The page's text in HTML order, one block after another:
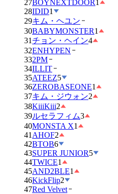
27BOYNEXTDOOR1
28IDID1
29キム・ヘユン
30BABYMONSTER1
31チョン・ヘイン4
32ENHYPEN
332PM
34ILLIT
35ATEEZ5
36ZEROBASEONE1
37キム・ジウォン2
38KiiiKiii2
39ルセラフィム3
40MONSTA X1
41 AHOF2
42BTOB6
43SUPER JUNIOR5
44TWICE1
45AND2BLE1
46KickFlip2
47Red Velvet